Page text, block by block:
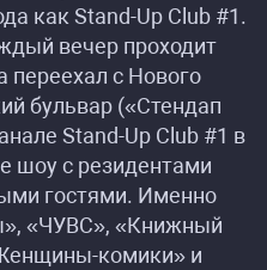
как Stand-Up Club #1.
вечер проходит
переехал с Нового
бульвар («Стендап
Stand-Up Club #1 в
шоу с резидентами
гостями. Именно
«ЧУВС», «Книжный
комики» и